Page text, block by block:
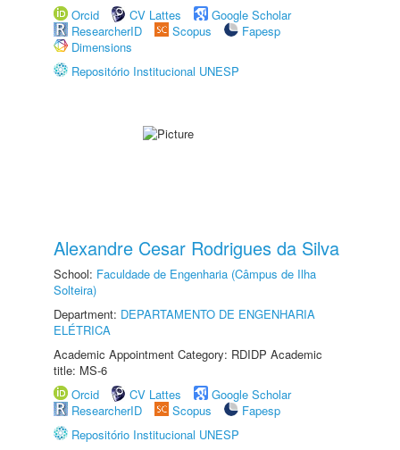
Orcid
CV Lattes
Google Scholar
ResearcherID
Scopus
Fapesp
Dimensions
Repositório Institucional UNESP
Alexandre Cesar Rodrigues da Silva
School: Faculdade de Engenharia (Câmpus de Ilha
Solteira)
Department: DEPARTAMENTO DE ENGENHARIA
ELÉTRICA
Academic Appointment Category: RDIDP Academic
title: MS-6
Orcid
CV Lattes
Google Scholar
ResearcherID
Scopus
Fapesp
Repositório Institucional UNESP